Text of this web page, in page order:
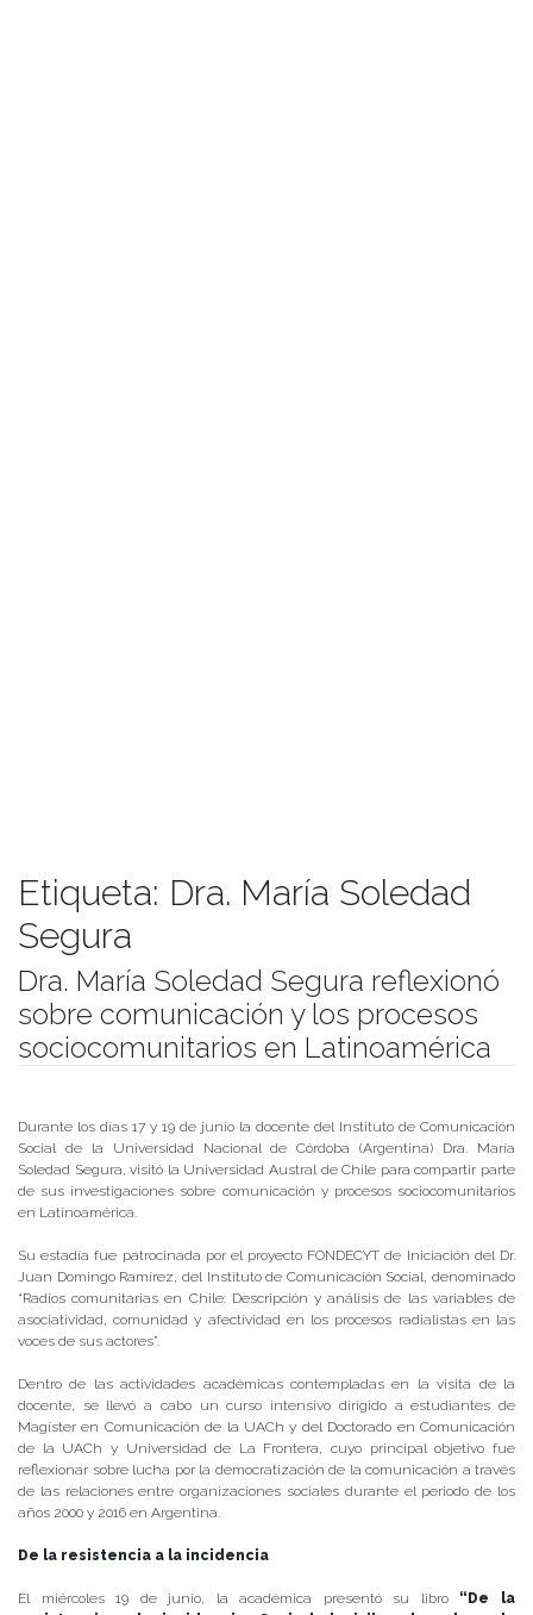
Etiqueta: Dra. María Soledad
Segura
Dra. María Soledad Segura reflexionó
sobre comunicación y los procesos
sociocomunitarios en Latinoamérica
Durante los días 17 y 19 de junio la docente del Instituto de Comunicación
Social de la Universidad Nacional de Córdoba (Argentina) Dra. María
Soledad Segura, visitó la Universidad Austral de Chile para compartir parte
de sus investigaciones sobre comunicación y procesos sociocomunitarios
en Latinoamérica.
Su estadía fue patrocinada por el proyecto FONDECYT de Iniciación del Dr.
Juan Domingo Ramírez, del Instituto de Comunicación Social, denominado
“Radios comunitarias en Chile: Descripción y análisis de las variables de
asociatividad, comunidad y afectividad en los procesos radialistas en las
voces de sus actores”.
Dentro de las actividades académicas contempladas en la visita de la
docente, se llevó a cabo un curso intensivo dirigido a estudiantes de
Magíster en Comunicación de la UACh y del Doctorado en Comunicación
de la UACh y Universidad de La Frontera, cuyo principal objetivo fue
reflexionar sobre lucha por la democratización de la comunicación a través
de las relaciones entre organizaciones sociales durante el periodo de los
años 2000 y 2016 en Argentina.
De la resistencia a la incidencia
El miércoles 19 de junio, la académica presentó su libro “De la